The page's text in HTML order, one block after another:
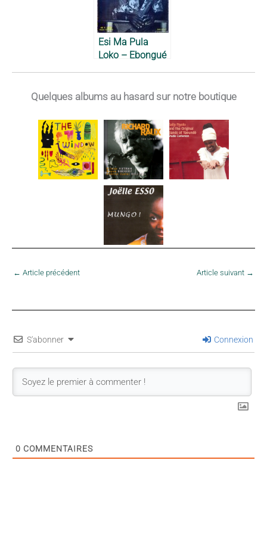
Esi Ma Pula
Loko – Ebongué
Quelques albums au hasard sur notre boutique
← Article précédent Article suivant →
S'abonner Connexion
0 COMMENTAIRES